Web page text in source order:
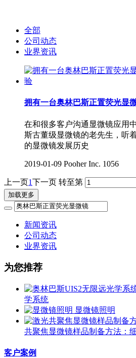
全部
公司动态
业界资讯
拥有一台奥林巴斯正置荧光显
在和很多客户沟通显微镜应用
斯古董级显微镜的老先生，听
的显微镜发展历史
2019-01-09 Pooher Inc. 1056
上一页1下一页 转至第
加载更多
新闻资讯
公司动态
业界资讯
为您推荐
学系统
显微镜照明
共聚焦显微镜样品制备方法：
客户案例